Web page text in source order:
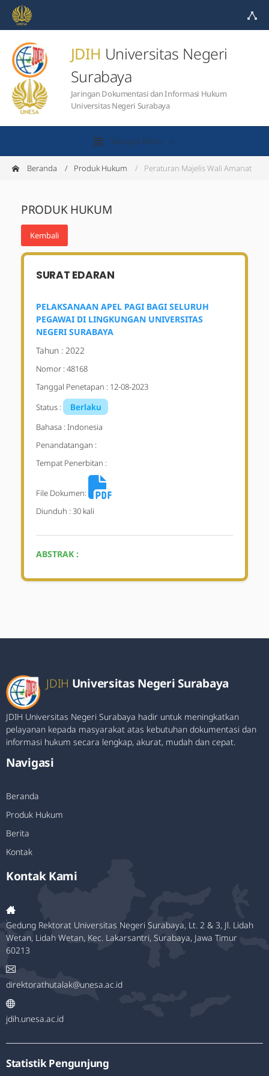
JDIH Universitas Negeri
Surabaya
Jaringan Dokumentasi dan Informasi Hukum
Universitas Negeri Surabaya
Navigasi Menu
Beranda Produk Hukum Peraturan Majelis Wali Amanat
PRODUK HUKUM
Kembali
SURAT EDARAN
PELAKSANAAN APEL PAGI BAGI SELURUH
PEGAWAI DI LINGKUNGAN UNIVERSITAS
NEGERI SURABAYA
Tahun : 2022
Nomor : 48168
Tanggal Penetapan : 12-08-2023
Status :
Berlaku
Bahasa : Indonesia
Penandatangan :
Tempat Penerbitan :
File Dokumen:
Diunduh : 30 kali
ABSTRAK :
JDIH Universitas Negeri Surabaya
JDIH Universitas Negeri Surabaya hadir untuk meningkatkan
pelayanan kepada masyarakat atas kebutuhan dokumentasi dan
informasi hukum secara lengkap, akurat, mudah dan cepat.
Navigasi
Beranda
Produk Hukum
Berita
Kontak
Kontak Kami
Gedung Rektorat Universitas Negeri Surabaya, Lt. 2 & 3, Jl. Lidah
Wetan, Lidah Wetan, Kec. Lakarsantri, Surabaya, Jawa Timur
60213
direktorathutalak@unesa.ac.id
jdih.unesa.ac.id
Statistik Pengunjung